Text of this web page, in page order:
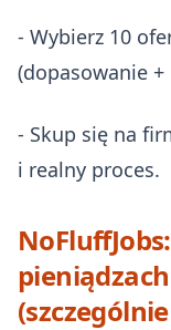
- Wybierz 10
(dopasowanie +
- Skup się na
i realny proces.